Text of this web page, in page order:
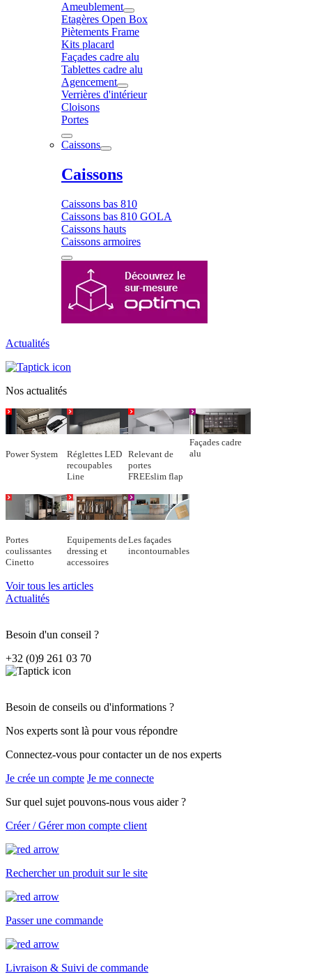
Ameublement
Etagères Open Box
Piètements Frame
Kits placard
Façades cadre alu
Tablettes cadre alu
Agencement
Verrières d'intérieur
Cloisons
Portes
Caissons
Caissons
Caissons bas 810
Caissons bas 810 GOLA
Caissons hauts
Caissons armoires
Actualités
Nos actualités
Power System
Réglettes LED
recoupables
Line
Relevant de
portes
FREEslim flap
Façades cadre
alu
Portes
coulissantes
Cinetto
Equipements de
dressing et
accessoires
Les façades
incontournables
Voir tous les articles
Actualités
Besoin d'un conseil ?
+32 (0)9 261 03 70
Besoin de conseils ou d'informations ?
Nos experts sont là pour vous répondre
Connectez-vous pour contacter un de nos experts
Je crée un compte Je me connecte
Sur quel sujet pouvons-nous vous aider ?
Créer / Gérer mon compte client
Rechercher un produit sur le site
Passer une commande
Livraison & Suivi de commande